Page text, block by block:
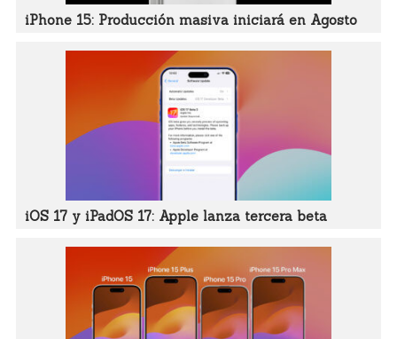
iPhone 15: Producción masiva iniciará en Agosto
iOS 17 y iPadOS 17: Apple lanza tercera beta